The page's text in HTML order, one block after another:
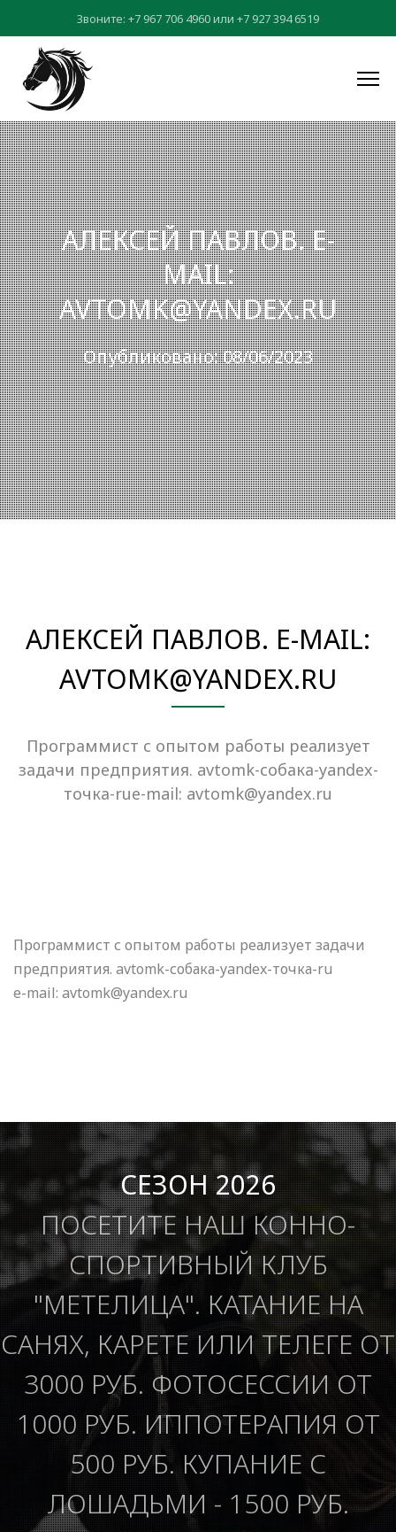
Звоните: +7 967 706 4960или +7 927 394 6519
АЛЕКСЕЙ ПАВЛОВ. E-
MAIL:
AVTOMK@YANDEX.RU
Опубликовано: 08/06/2023
АЛЕКСЕЙ ПАВЛОВ. E-MAIL:
AVTOMK@YANDEX.RU
Программист с опытом работы реализует
задачи предприятия. avtomk-собака-yandex-
точка-rue-mail: avtomk@yandex.ru
Программист с опытом работы реализует задачи
предприятия. avtomk-собака-yandex-точка-ru
e-mail: avtomk@yandex.ru
СЕЗОН 2026
ПОСЕТИТЕ НАШ КОННО-
СПОРТИВНЫЙ КЛУБ
"МЕТЕЛИЦА". КАТАНИЕ НА
САНЯХ, КАРЕТЕ ИЛИ ТЕЛЕГЕ ОТ
3000 РУБ. ФОТОСЕССИИ ОТ
1000 РУБ. ИППОТЕРАПИЯ ОТ
500 РУБ. КУПАНИЕ С
ЛОШАДЬМИ - 1500 РУБ.